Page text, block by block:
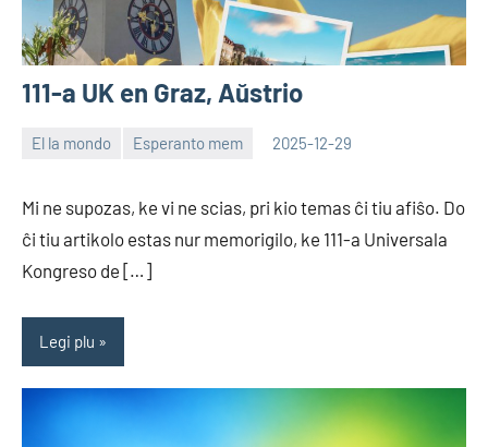
111-a UK en Graz, Aŭstrio
El la mondo Esperanto mem 2025-12-29
Mi ne supozas, ke vi ne scias, pri kio temas ĉi tiu afiŝo. Do
ĉi tiu artikolo estas nur memorigilo, ke 111-a Universala
Kongreso de […]
Legi plu